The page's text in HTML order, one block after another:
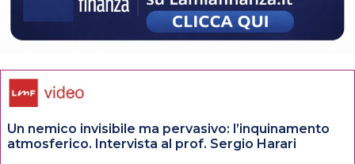
Un nemico invisibile ma pervasivo: l’inquinamento
atmosferico. Intervista al prof. Sergio Harari